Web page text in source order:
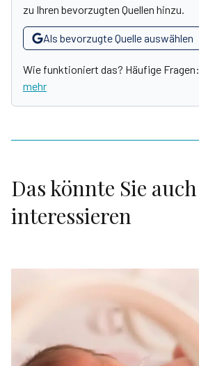
zu Ihren bevorzugten Quellen hinzu.
Als bevorzugte Quelle auswählen
Wie funktioniert das? Häufige Fragen:
mehr
Das könnte Sie auch
interessieren